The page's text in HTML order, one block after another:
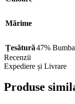
Mărime
Țesătură47%
Recenzii
Expediere și Livrare
Produse